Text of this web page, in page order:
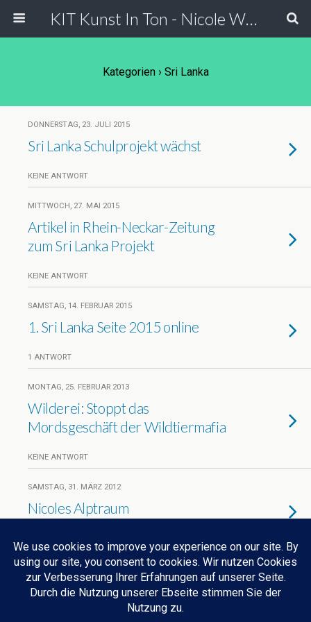
KIT Kunst In Ton - Nicole Wessels
Kategorien › Sri Lanka
DONNERSTAG, 23. JULI 2015
Sri Lanka Schulprojekt wächst
KEINE ANTWORT
MITTWOCH, 27. MAI 2015
Artikel in Rhein-Neckar-Zeitung
zum Sri Lanka Projekt
KEINE ANTWORT
SAMSTAG, 14. FEBRUAR 2015
1. Sri Lanka Seite 2015 online
1 ANTWORT
MONTAG, 25. FEBRUAR 2013
Wilderei: Stoppt das
Mordsgeschäft der Wildtiermafia
KEINE ANTWORT
SAMSTAG, 31. MÄRZ 2012
Nicoles Alptraum
Weitere Artikel Aus Dieser Kategorie Laden…